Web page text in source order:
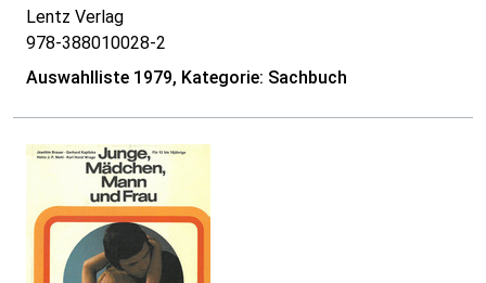
Lentz Verlag
978-388010028-2
Auswahlliste 1979, Kategorie: Sachbuch